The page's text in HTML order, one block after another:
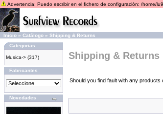
Advertencia: Puedo escribir en el fichero de configuración: /home/
Inicio » Catálogo » Shipping & Returns
Categorias
Musica-> (317)
Fabricantes
Novedades
Shipping & Returns
Should you find fault with any